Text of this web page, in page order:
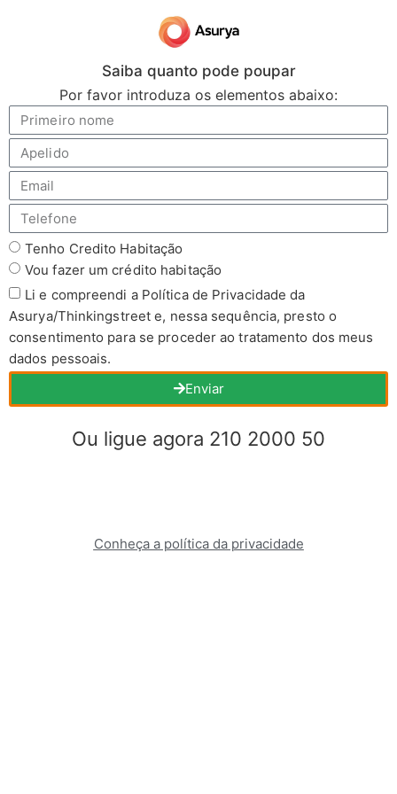
Saiba quanto pode poupar
Por favor introduza os elementos abaixo:
Tenho Credito Habitação
Vou fazer um crédito habitação
Li e compreendi a Política de Privacidade da
Asurya/Thinkingstreet e, nessa sequência, presto o
consentimento para se proceder ao tratamento dos meus
dados pessoais.
Enviar
Ou ligue agora 210 2000 50
Conheça a política da privacidade